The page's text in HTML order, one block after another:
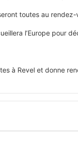
toutes au
l’Europe pour
à Revel et donne